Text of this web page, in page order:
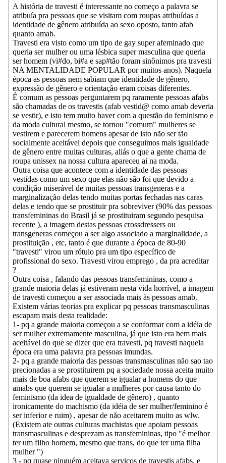
A história de travesti é interessante no começo a palavra se
atribuía pra pessoas que se visitam com roupas atribuídas a
identidade de gênero atribuída ao sexo oposto, tanto afab
quanto amab.
Travesti era visto como um tipo de gay super afeminado que
queria ser mulher ou uma lésbica super masculina que queria
ser homem (vi#do, bi#a e sap#tão foram sinônimos pra travesti
NA MENTALIDADE POPULAR por muitos anos). Naquela
época as pessoas nem sabiam que identidade de gênero,
expressão de gênero e orientação eram coisas diferentes.
É comum as pessoas perguntarem pq raramente pessoas afabs
são chamadas de os travestis (afab vestid@ como amab deveria
se vestir), e isto tem muito haver com a questão do feminismo e
da moda cultural mesmo, se tornou "comum" mulheres se
vestirem e parecerem homens apesar de isto não ser tão
socialmente aceitável depois que conseguimos mais igualdade
de gênero entre muitas culturas, aliás o que a gente chama de
roupa unissex na nossa cultura apareceu ai na moda.
Outra coisa que acontece com a identidade das pessoas
vestidas como um sexo que elas não são foi que devido a
condição miserável de muitas pessoas transgeneras e a
marginalização delas tendo muitas portas fechadas nas caras
delas e tendo que se prostituir pra sobreviver (90% das pessoas
transfemininas do Brasil já se prostituiram segundo pesquisa
recente ), a imagem destas pessoas crossdressers ou
transgeneras começou a ser algo associado a marginalidade, a
prostituição , etc, tanto é que durante a época de 80-90
"travesti" virou um rótulo pra um tipo específico de
profissional do sexo. Travesti virou emprego , da pra acreditar
?
Outra coisa , falando das pessoas transfemininas, como a
grande maioria delas já estiveram nesta vida horrível, a imagem
de travesti começou a ser associada mais às pessoas amab.
Existem várias teorias pra explicar pq pessoas transmasculinas
escapam mais desta realidade:
1- pq a grande maioria começou a se conformar com a idéia de
ser mulher extremamente masculina, já que isto era bem mais
aceitável do que se dizer que era travesti, pq travesti naquela
época era uma palavra pra pessoas imundas.
2- pq a grande maioria das pessoas transmasculinas não sao tao
precionadas a se prostituirem pq a sociedade nossa aceita muito
mais de boa afabs que querem se igualar a homens do que
amabs que querem se igualar a mulheres por causa tanto do
feminismo (da idea de igualdade de gênero) , quanto
ironicamente do machismo (da idéia de ser mulher/feminino é
ser inferior e ruim) , apesar de não aceitarem muito as wlw.
(Existem ate outras culturas machistas que apoiam pessoas
transmasculinas e desprezam as transfemininas, tipo "é melhor
ter um filho homem, mesmo que trans, do que ter uma filha
mulher ")
3 - pq quase ninguém aceitava serviços de travestis afabs, e